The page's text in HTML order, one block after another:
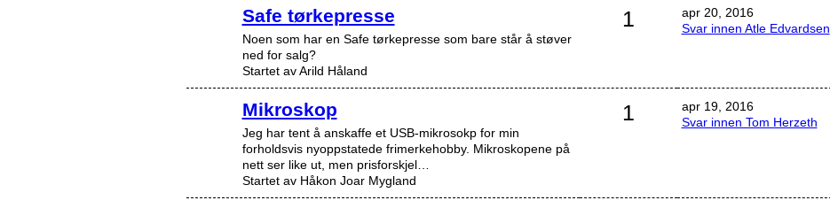
Safe tørkepresse
Noen som har en Safe tørkepresse som bare står å støver
ned for salg?
Startet av Arild Håland
1
apr 20, 2016
Svar innen Atle Edvardsen
Mikroskop
Jeg har tent å anskaffe et USB-mikrosokp for min
forholdsvis nyoppstatede frimerkehobby. Mikroskopene på
nett ser like ut, men prisforskjel…
Startet av Håkon Joar Mygland
1
apr 19, 2016
Svar innen Tom Herzeth